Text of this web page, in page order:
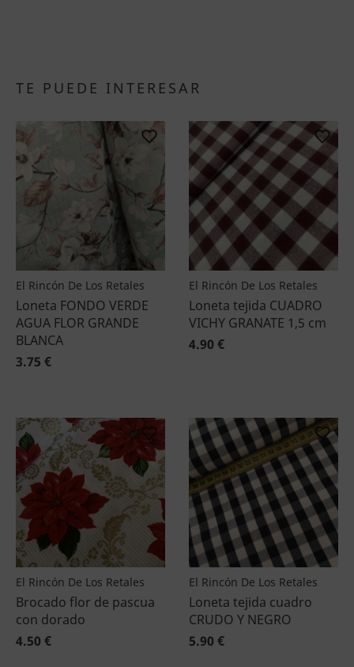
TE PUEDE INTERESAR
El Rincón De Los Retales
Loneta FONDO VERDE
AGUA FLOR GRANDE
BLANCA
3.75 €
El Rincón De Los Retales
Loneta tejida CUADRO
VICHY GRANATE 1,5 cm
4.90 €
El Rincón De Los Retales
Brocado flor de pascua
con dorado
4.50 €
El Rincón De Los Retales
Loneta tejida cuadro
CRUDO Y NEGRO
5.90 €